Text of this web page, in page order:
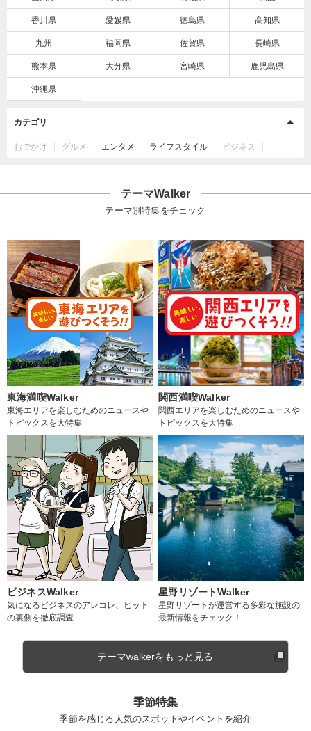
香川県 愛媛県 徳島県 高知県
九州 福岡県 佐賀県 長崎県
熊本県 大分県 宮崎県 鹿児島県
沖縄県
カテゴリ
おでかけ グルメ エンタメ ライフスタイル ビジネス
テーマWalker
テーマ別特集をチェック
東海満喫Walker
東海エリアを楽しむためのニュースや
トピックスを大特集
関西満喫Walker
関西エリアを楽しむためのニュースや
トピックスを大特集
ビジネスWalker
気になるビジネスのアレコレ、ヒット
の裏側を徹底調査
星野リゾートWalker
星野リゾートが運営する多彩な施設の
最新情報をチェック！
テーマwalkerをもっと見る
季節特集
季節を感じる人気のスポットやイベントを紹介